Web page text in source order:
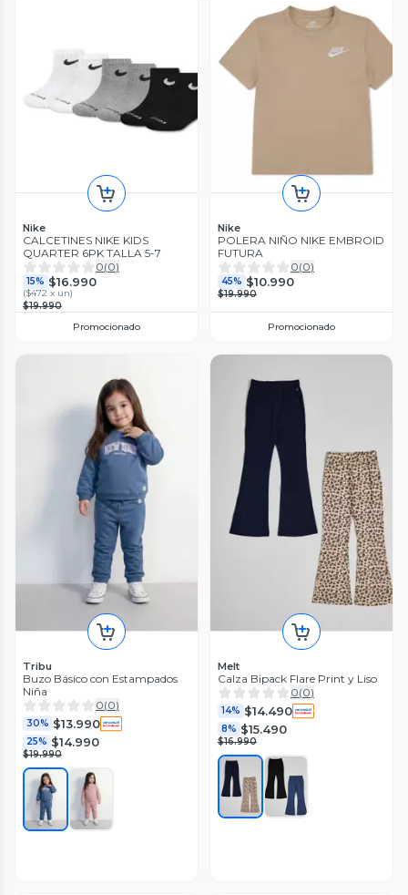
Nike
CALCETINES NIKE KIDS
QUARTER 6PK TALLA 5-7
0(0)
15% $16.990
($472 x un)
$19.990
Promocionado
Nike
POLERA NIÑO NIKE EMBROID
FUTURA
0(0)
45% $10.990
$19.990
Promocionado
Tribu
Buzo Básico con Estampados
Niña
0(0)
30% $13.990
25% $14.990
$19.990
Melt
Calza Bipack Flare Print y Liso
0(0)
14% $14.490
8% $15.490
$16.990